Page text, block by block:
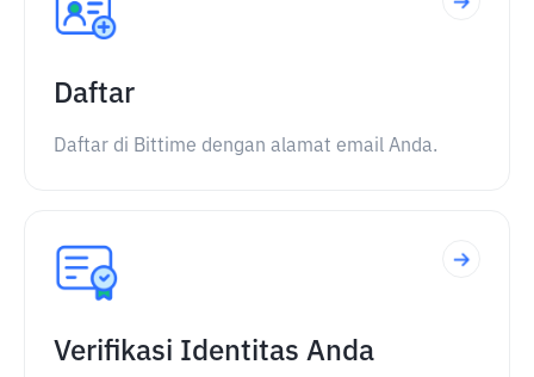
Daftar
Daftar di Bittime dengan alamat email Anda.
Verifikasi Identitas Anda